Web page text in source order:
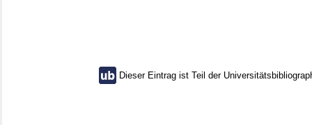
Dieser Eintrag ist Teil der